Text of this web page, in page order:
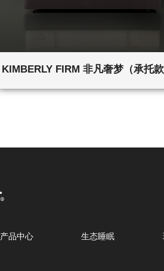
KIMBERLY FIRM 非凡奢梦（承托款
产品中心 生态睡眠